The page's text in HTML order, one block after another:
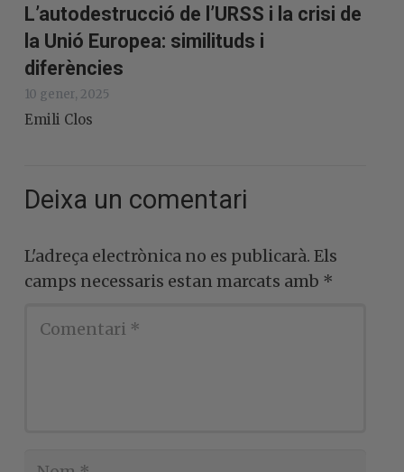
L’autodestrucció de l’URSS i la crisi de
la Unió Europea: similituds i
diferències
10 gener, 2025
Emili Clos
Deixa un comentari
L'adreça electrònica no es publicarà. Els
camps necessaris estan marcats amb *